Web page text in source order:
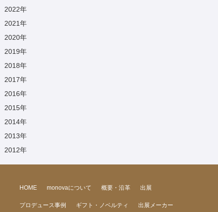
2022年
2021年
2020年
2019年
2018年
2017年
2016年
2015年
2014年
2013年
2012年
HOME monovaについて 概要・沿革 出展
プロデュース事例 ギフト・ノベルティ 出展メーカー